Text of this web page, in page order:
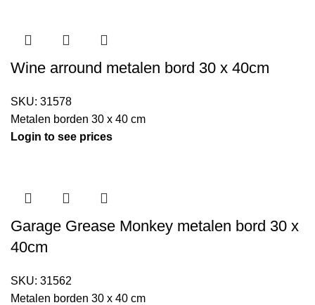
Wine arround metalen bord 30 x 40cm
SKU: 31578
Metalen borden 30 x 40 cm
Login to see prices
Garage Grease Monkey metalen bord 30 x
40cm
SKU: 31562
Metalen borden 30 x 40 cm